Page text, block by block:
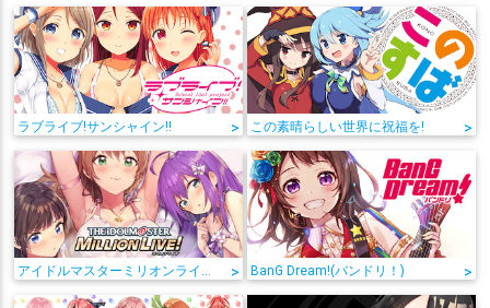
ラブライブ!サンシャイン!! > この素晴らしい世界に祝福を! >
アイドルマスターミリオンライブ! > BanG Dream!(バンドリ！) >